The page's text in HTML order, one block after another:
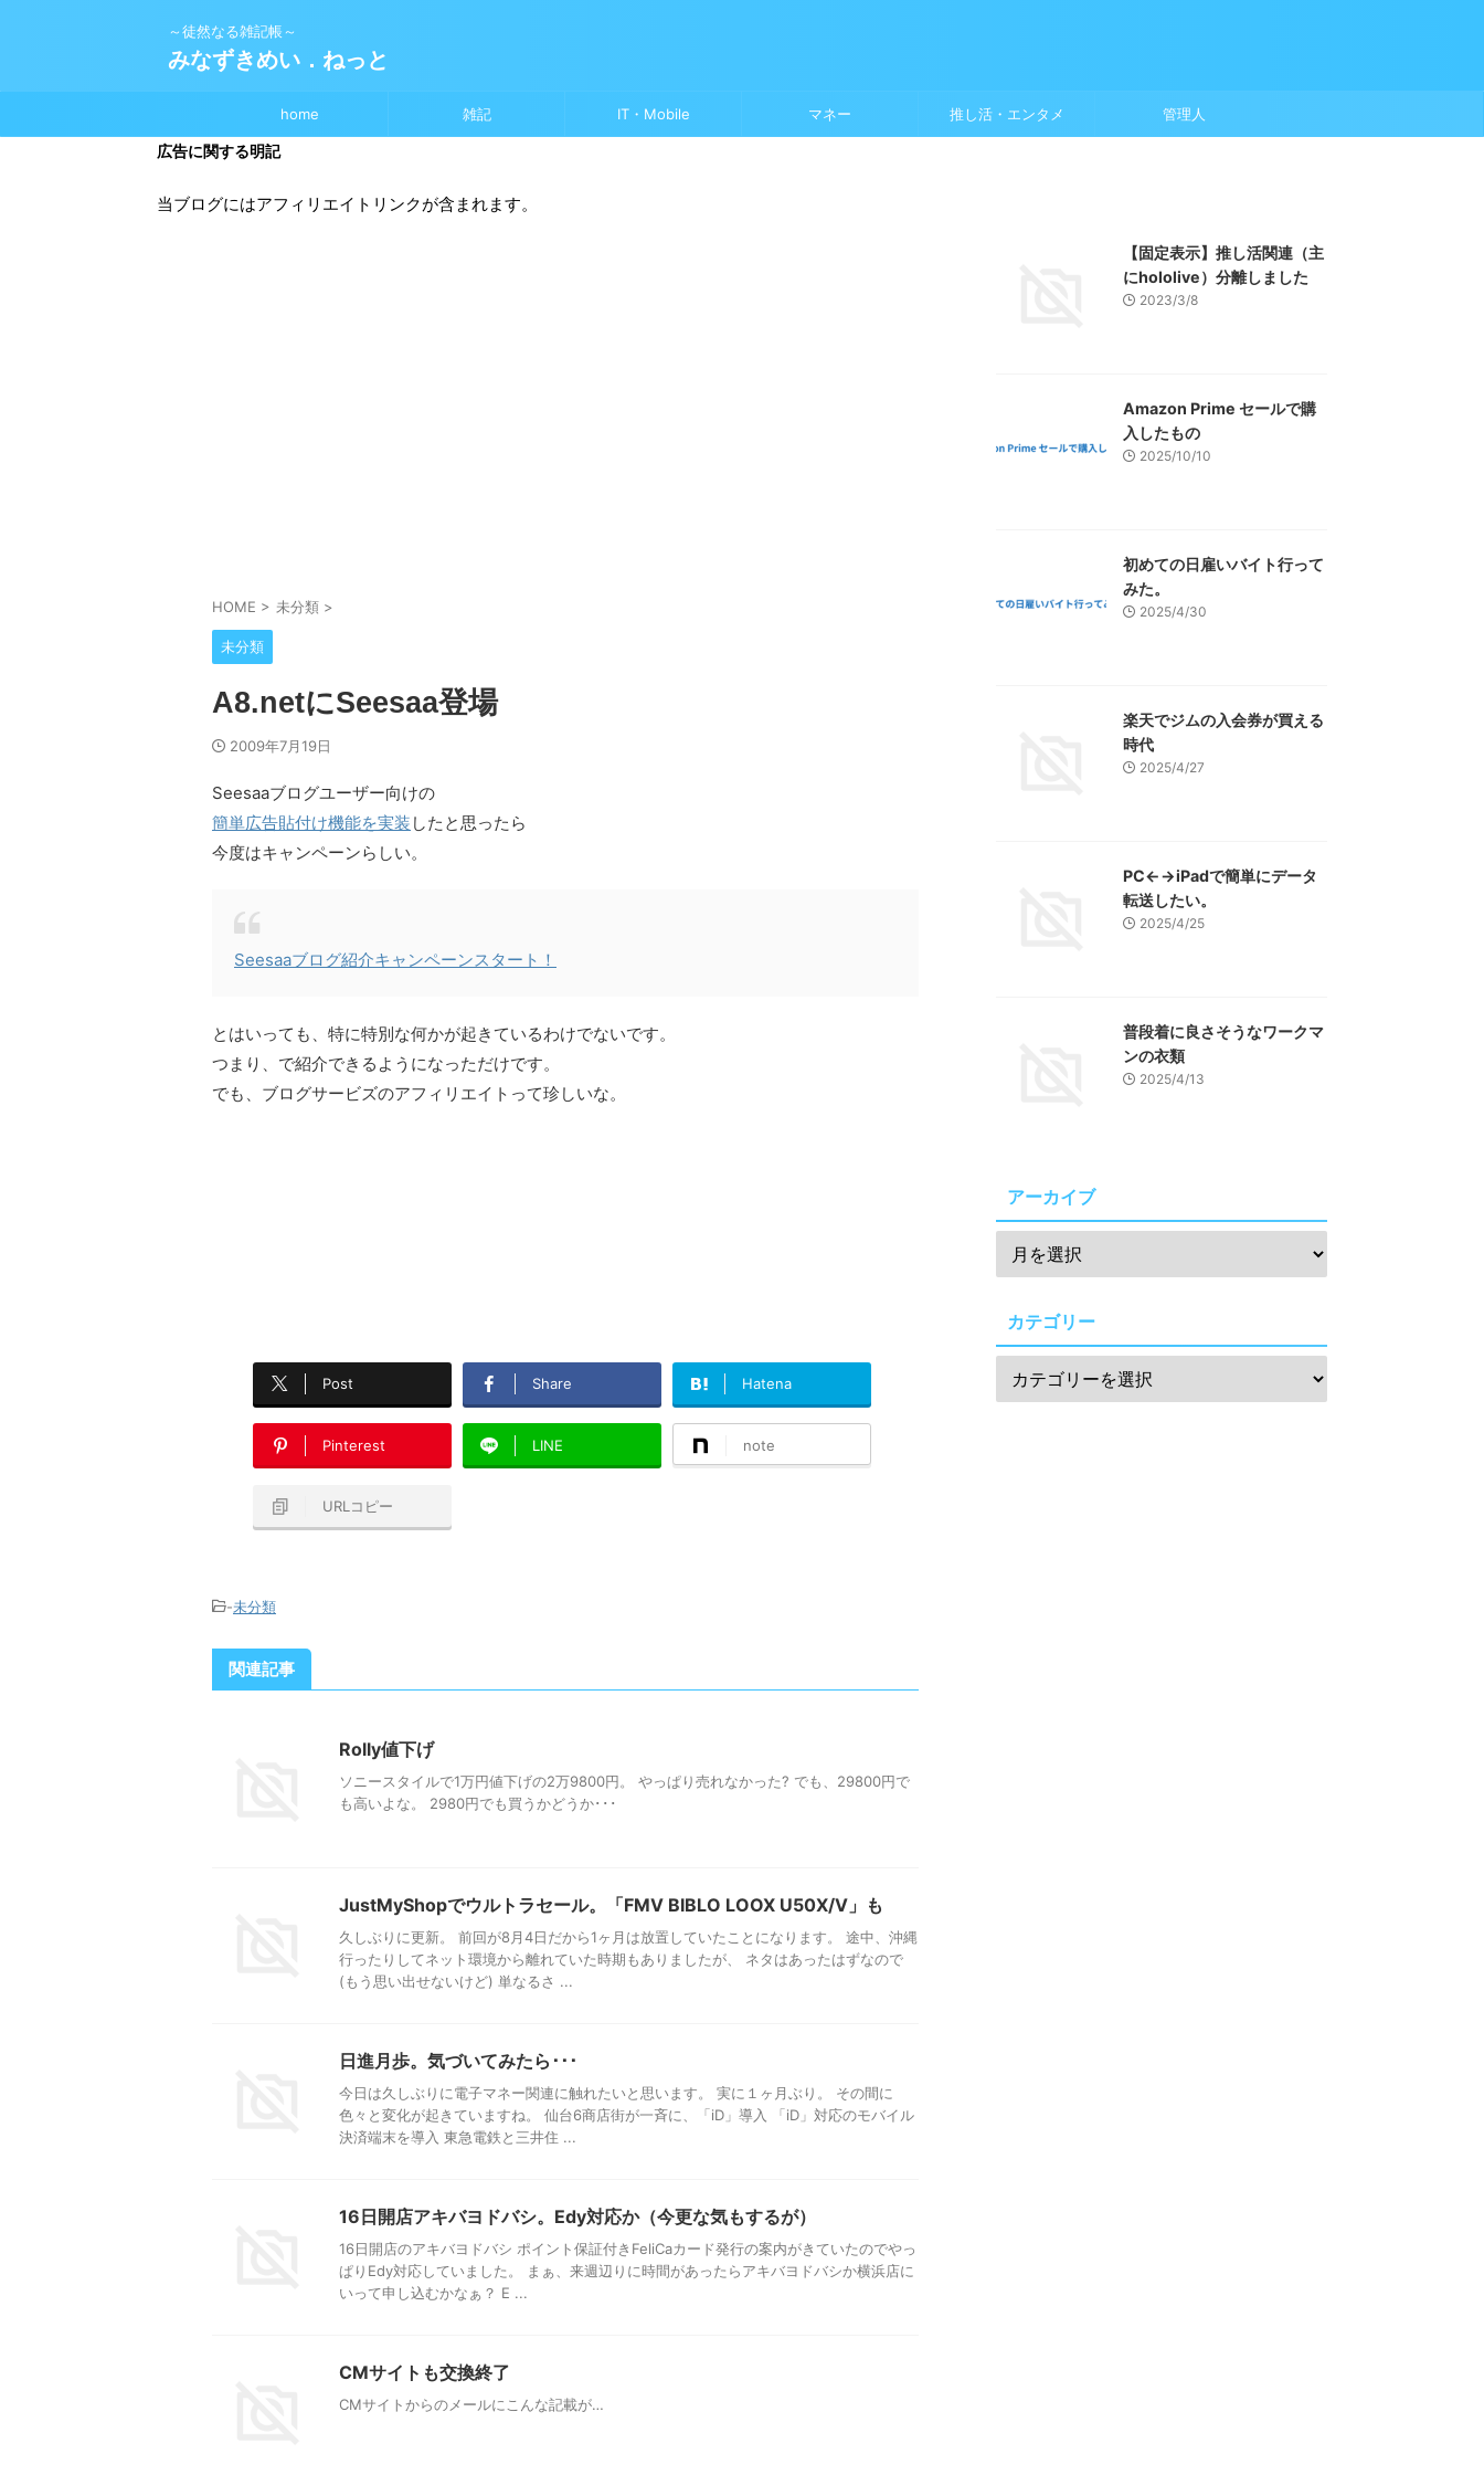
～徒然なる雑記帳～
みなずきめい．ねっと
home 雑記 IT・Mobile マネー 推し活・エンタメ 管理人
広告に関する明記
当ブログにはアフィリエイトリンクが含まれます。
HOME > 未分類 >
未分類
A8.netにSeesaa登場
2009年7月19日
Seesaaブログユーザー向けの
簡単広告貼付け機能を実装 したと思ったら
今度はキャンペーンらしい。
Seesaaブログ紹介キャンペーンスタート！
とはいっても、特に特別な何かが起きているわけでないです。
つまり、 で紹介できるようになっただけです。
でも、ブログサービズのアフィリエイトって珍しいな。
Post Share Hatena
Pinterest LINE note
URLコピー
-未分類
関連記事
Rolly値下げ
ソニースタイルで1万円値下げの2万9800円。 やっぱり売れなかった? でも、29800円で
も高いよな。 2980円でも買うかどうか･･･
JustMyShopでウルトラセール。「FMV BIBLO LOOX U50X/V」も
久しぶりに更新。 前回が8月4日だから1ヶ月は放置していたことになります。 途中、沖縄
行ったりしてネット環境から離れていた時期もありましたが、 ネタはあったはずなので
(もう思い出せないけど) 単なるさ ...
日進月歩。気づいてみたら･･･
今日は久しぶりに電子マネー関連に触れたいと思います。 実に１ヶ月ぶり。 その間に
色々と変化が起きていますね。 仙台6商店街が一斉に、「iD」導入 「iD」対応のモバイル
決済端末を導入 東急電鉄と三井住 ...
16日開店アキバヨドバシ。Edy対応か（今更な気もするが）
16日開店のアキバヨドバシ ポイント保証付きFeliCaカード発行の案内がきていたのでやっ
ぱりEdy対応していました。 まぁ、来週辺りに時間があったらアキバヨドバシか横浜店に
いって申し込むかなぁ？ E ...
CMサイトも交換終了
CMサイトからのメールにこんな記載が…
【固定表示】推し活関連（主
にhololive）分離しました
2023/3/8
Amazon Prime セールで購
入したもの
2025/10/10
初めての日雇いバイト行って
みた。
2025/4/30
楽天でジムの入会券が買える
時代
2025/4/27
PC←→iPadで簡単にデータ
転送したい。
2025/4/25
普段着に良さそうなワークマ
ンの衣類
2025/4/13
アーカイブ
カテゴリー